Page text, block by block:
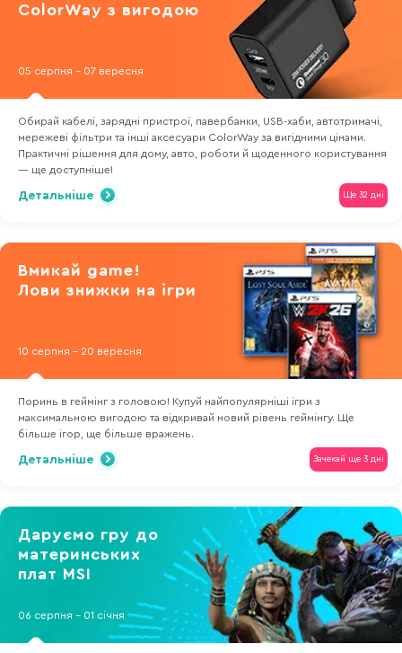
ColorWay з вигодою
05 серпня - 07 вересня
Обирай кабелі, зарядні пристрої, павербанки, USB-хаби, автотримачі,
мережеві фільтри та інші аксесуари ColorWay за вигідними цінами.
Практичні рішення для дому, авто, роботи й щоденного користування
— ще доступніше!
Ще 32 дні
Детальніше
Вмикай game!
Лови знижки на ігри
10 серпня - 20 вересня
Поринь в геймінг з головою! Купуй найпопулярніші ігри з
максимальною вигодою та відкривай новий рівень геймінгу. Ще
більше ігор, ще більше вражень.
Зачекай ще 3 дні
Детальніше
Даруємо гру до
материнських
плат MSI
06 серпня - 01 січня